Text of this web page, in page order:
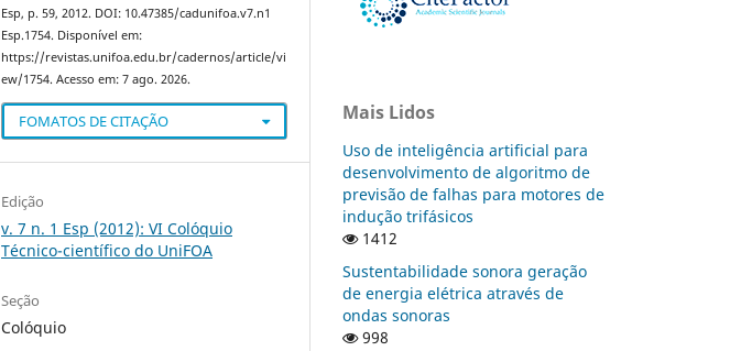
Esp, p. 59, 2012. DOI: 10.47385/cadunifoa.v7.n1
Esp.1754. Disponível em:
https://revistas.unifoa.edu.br/cadernos/article/vi
ew/1754. Acesso em: 7 ago. 2026.
FOMATOS DE CITAÇÃO
Edição
v. 7 n. 1 Esp (2012): VI Colóquio
Técnico-científico do UniFOA
Seção
Colóquio
Mais Lidos
Uso de inteligência artificial para
desenvolvimento de algoritmo de
previsão de falhas para motores de
indução trifásicos
1412
Sustentabilidade sonora geração
de energia elétrica através de
ondas sonoras
998